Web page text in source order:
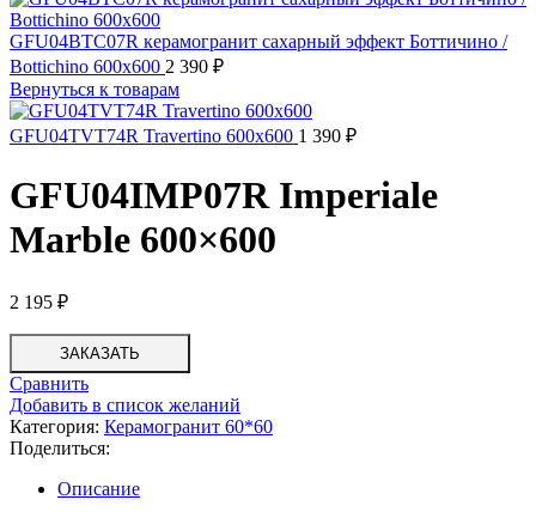
GFU04BTC07R керамогранит сахарный эффект Боттичино /
Bottichino 600x600 2 390 ₽
Вернуться к товарам
GFU04TVT74R Travertino 600x600 1 390 ₽
GFU04IMP07R Imperiale
Marble 600×600
2 195 ₽
ЗАКАЗАТЬ
Сравнить
Добавить в список желаний
Категория: Керамогранит 60*60
Поделиться:
Описание